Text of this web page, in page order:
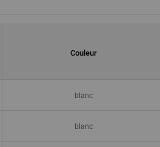
Couleur
blanc
blanc